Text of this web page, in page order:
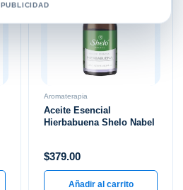
Aromaterapia
Aceite Esencial
Hierbabuena Shelo Nabel
$379.00
Añadir al carrito
PUBLICIDAD